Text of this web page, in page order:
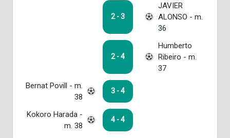
2 - 3
JAVIER
ALONSO - m.
36
2 - 4
Humberto
Ribeiro - m.
37
Bernat Povill - m.
38
3 - 4
Kokoro Harada -
m. 38
4 - 4